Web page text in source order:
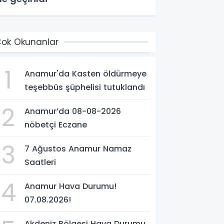
Okunanlar
1
Anamur'da Kasten öldürmeye
teşebbüs şüphelisi tutuklandı
2
Anamur’da 08-08-2026
nöbetçi Eczane
3
7 Ağustos Anamur Namaz
Saatleri
4
Anamur Hava Durumu!
07.08.2026!